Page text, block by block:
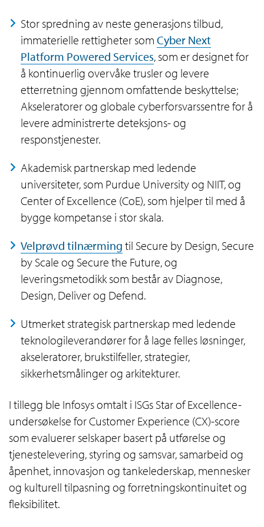
Stor spredning av neste generasjons tilbud,
immaterielle rettigheter som Cyber Next
Platform Powered Services, som er designet for
å kontinuerlig overvåke trusler og levere
etterretning gjennom omfattende beskyttelse;
Akseleratorer og globale cyberforsvarssentre for å
levere administrerte deteksjons- og
responstjenester.
Akademisk partnerskap med ledende
universiteter, som Purdue University og NIIT, og
Center of Excellence (CoE), som hjelper til med å
bygge kompetanse i stor skala.
Velprøvd tilnærming til Secure by Design, Secure
by Scale og Secure the Future, og
leveringsmetodikk som består av Diagnose,
Design, Deliver og Defend.
Utmerket strategisk partnerskap med ledende
teknologileverandører for å lage felles løsninger,
akseleratorer, brukstilfeller, strategier,
sikkerhetsmålinger og arkitekturer.
I tillegg ble Infosys omtalt i ISGs Star of Excellence-
undersøkelse for Customer Experience (CX)-score
som evaluerer selskaper basert på utførelse og
tjenestelevering, styring og samsvar, samarbeid og
åpenhet, innovasjon og tankelederskap, mennesker
og kulturell tilpasning og forretningskontinuitet og
fleksibilitet.